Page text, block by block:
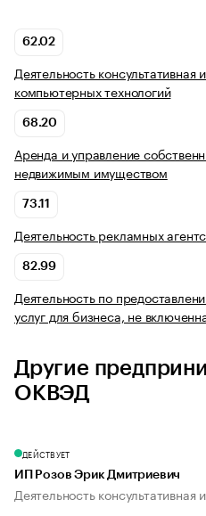
62.02
Деятельность
компьютерных технологий
68.20
Аренда и управление
недвижимым имуществом
73.11
Деятельность рекламных
82.99
Деятельность по
услуг для бизнеса, не
Другие
ОКВЭД
ДЕЙСТВУЕТ
ИП Розов Эрик Дмитриевич
Деятельность консультативная